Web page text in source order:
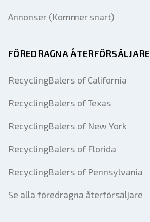
Annonser (Kommer snart)
FÖREDRAGNA ÅTERFÖRSÄLJARE
RecyclingBalers of California
RecyclingBalers of Texas
RecyclingBalers of New York
RecyclingBalers of Florida
RecyclingBalers of Pennsylvania
Se alla föredragna återförsäljare